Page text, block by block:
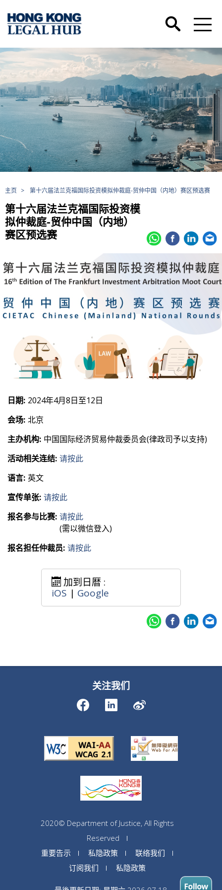
主页 > 第十六届法兰克福国际投资模拟仲裁庭-贸仲中国（内地）赛区预选赛
第十六届法兰克福国际投资模
拟仲裁庭-贸仲中国（内地）
赛区预选赛
日期: 2024年4月8日至12日
会场: 北京
主办机构: 中国国际经济贸易仲裁委员会(律政司予以支持)
活动相关连结: 请按此
语言: 英文
宣传单张: 请按此
报名参与比赛: 请按此
(需以微信登入)
报名担任仲裁员: 请按此
加到日暦 :
iOS | Google
关注我们
2020© Department of Justice, All Rights
Reserved
重要告示
私隐政策
联络我们
订阅我们
私隐政策